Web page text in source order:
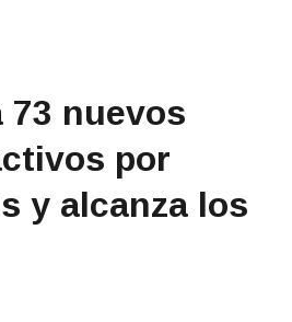
73 nuevos
por
y alcanza los